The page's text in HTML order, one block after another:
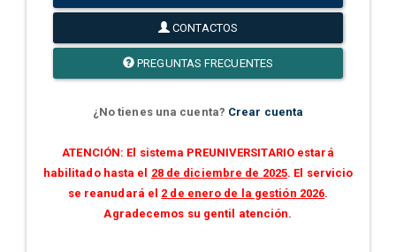
CONTACTOS
PREGUNTAS FRECUENTES
¿No tienes una cuenta? Crear cuenta
ATENCIÓN: El sistema PREUNIVERSITARIO estará
habilitado hasta el 28 de diciembre de 2025. El servicio
se reanudará el 2 de enero de la gestión 2026.
Agradecemos su gentil atención.